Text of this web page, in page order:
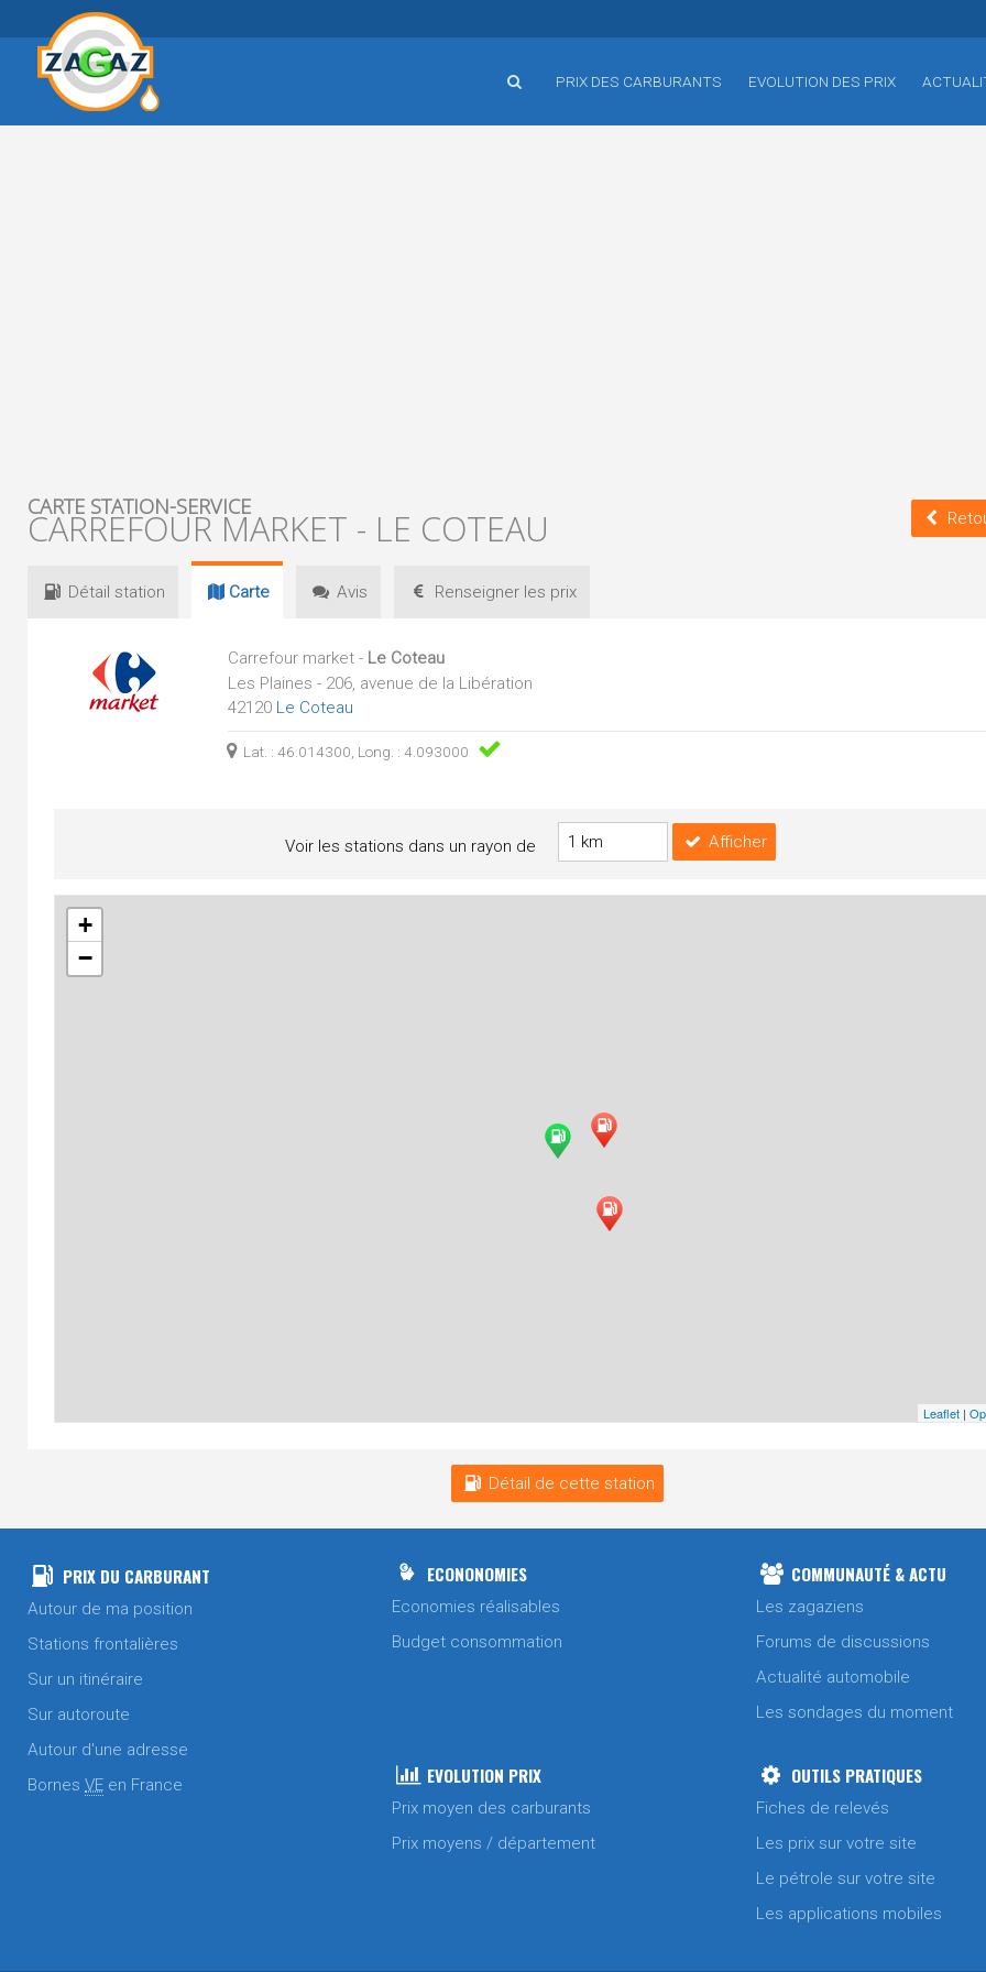
PRIX DES CARBURANTS EVOLUTION DES PRIX
CARTE STATION-SERVICE
CARREFOUR MARKET - LE COTEAU
Détail station Carte Avis Renseigner les prix
Carrefour market - Le Coteau
Les Plaines - 206, avenue de la Libération
42120 Le Coteau
Lat. : 46.014300, Long. : 4.093000
Voir les stations dans un rayon de Afficher
+
−
Leaflet |
Détail de cette station
PRIX DU CARBURANT
Autour de ma position
Stations frontalières
Sur un itinéraire
Sur autoroute
Autour d'une adresse
Bornes VE en France
ECONONOMIES
Economies réalisables
Budget consommation
COMMUNAUTÉ & ACTU
Les zagaziens
Forums de discussions
Actualité automobile
Les sondages du moment
EVOLUTION PRIX
Prix moyen des carburants
Prix moyens / département
OUTILS PRATIQUES
Fiches de relevés
Les prix sur votre site
Le pétrole sur votre site
Les applications mobiles